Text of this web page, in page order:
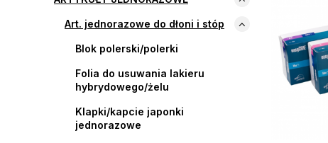
Art. jednorazowe do dłoni i stóp
Blok polerski/polerki
Folia do usuwania lakieru
hybrydowego/żelu
Klapki/kapcie japonki
jednorazowe